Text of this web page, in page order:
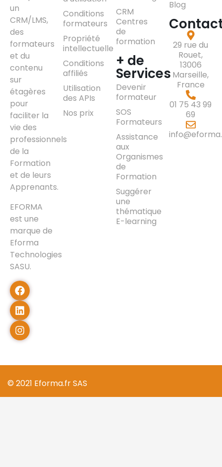
un
CRM/LMS,
des
formateurs
et du
contenu
sur
étagères
pour
faciliter la
vie des
professionnels
de la
Formation
et de leurs
Apprenants.
EFORMA
est une
marque de
Eforma
Technologies
SASU.
Conditions
formateurs
Propriété
intellectuelle
Conditions
affiliés
Utilisation
des APIs
Nos prix
CRM
Centres
de
formation
+ de
Services
Devenir
formateur
SOS
Formateurs
Assistance
aux
Organismes
de
Formation
Suggérer
une
thématique
E-learning
Blog
29 rue du
Rouet,
13006
Marseille,
France
01 75 43 99
69
© 2021 Eforma.fr SAS